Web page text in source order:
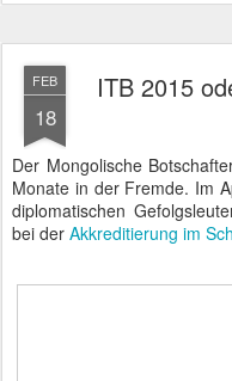
FEB
18
ITB 2015
Der Mongolische
Monate in der Fremde. Im
diplomatischen
bei der Akkreditierung im